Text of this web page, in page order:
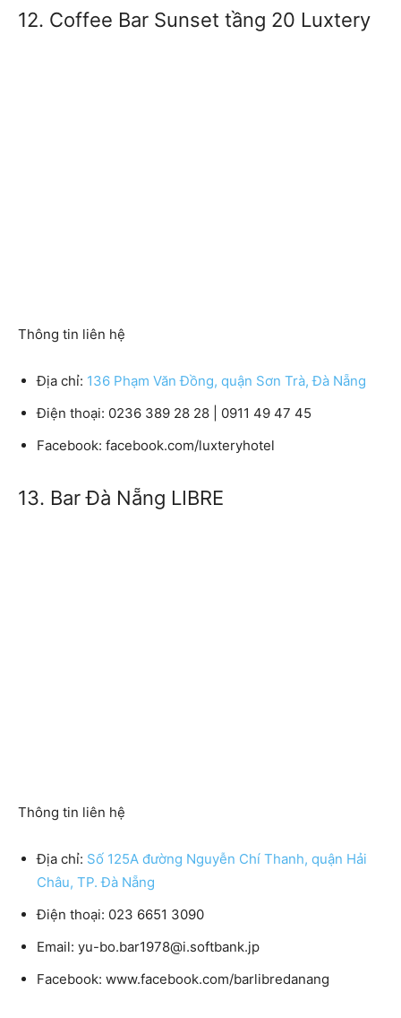
12. Coffee Bar Sunset tầng 20 Luxtery
Thông tin liên hệ
Địa chỉ: 136 Phạm Văn Đồng, quận Sơn Trà, Đà Nẵng
Điện thoại: 0236 389 28 28 | 0911 49 47 45
Facebook: facebook.com/luxteryhotel
13. Bar Đà Nẵng LIBRE
Thông tin liên hệ
Địa chỉ: Số 125A đường Nguyễn Chí Thanh, quận Hải
Châu, TP. Đà Nẵng
Điện thoại: 023 6651 3090
Email: yu-bo.bar1978@i.softbank.jp
Facebook: www.facebook.com/barlibredanang